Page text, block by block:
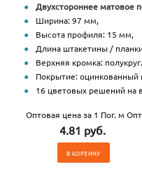
Двухстороннее матовое
Ширина: 97 мм,
Высота профиля: 15 мм,
Длина штакетины /
Верхняя кромка:
Покрытие:
16 цветовых решений на
Оптовая цена за 1 Пог. м Опт
4.81 руб.
В КОРЗИНУ